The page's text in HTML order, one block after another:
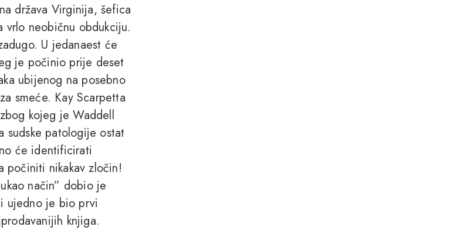
država Virginija, šefica
vrlo neobičnu obdukciju.
U jedanaest će
je počinio prije deset
ubijenog na posebno
smeće. Kay Scarpetta
kojeg je Waddell
sudske patologije ostat
će identificirati
počiniti nikakav zločin!
način” dobio je
ujedno je bio prvi
knjiga.